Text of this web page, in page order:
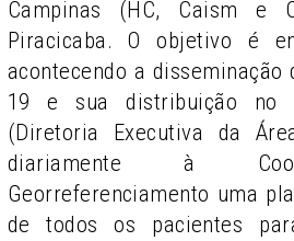
Campinas (HC, Caism e
Piracicaba. O objetivo é
acontecendo a disseminação
19 e sua distribuição no
(Diretoria Executiva da
diariamente à
Georreferenciamento uma
de todos os pacientes